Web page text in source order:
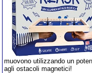
muovono utilizzando un
agli ostacoli magnetici!